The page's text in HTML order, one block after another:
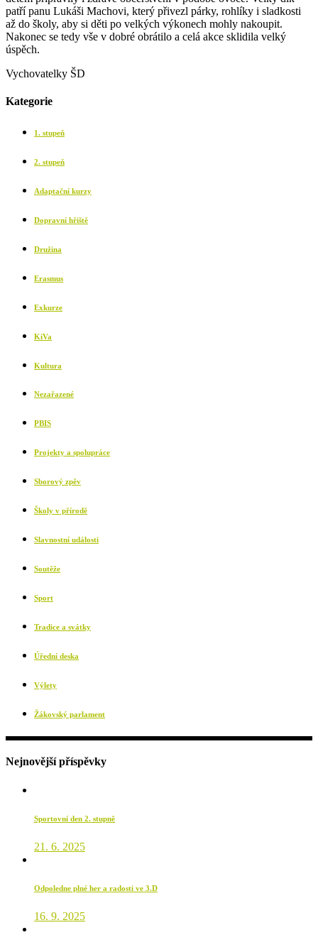
patří panu Lukáši Machovi, který přivezl párky, rohlíky i sladkosti
až do školy, aby si děti po velkých výkonech mohly nakoupit.
Nakonec se tedy vše v dobré obrátilo a celá akce sklidila velký
úspěch.
Vychovatelky ŠD
Kategorie
1. stupeň
2. stupeň
Adaptační kurzy
Dopravní hřiště
Družina
Erasmus
Exkurze
KiVa
Kultura
Nezařazené
PBIS
Projekty a spolupráce
Sborový zpěv
Školy v přírodě
Slavnostní události
Soutěže
Sport
Tradice a svátky
Úřední deska
Výlety
Žákovský parlament
Nejnovější příspěvky
Sportovní den 2. stupně
21. 6. 2025
Odpoledne plné her a radosti ve 3.D
16. 9. 2025